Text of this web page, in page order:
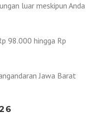
luar meskipun Anda
98.000 hingga Rp
Jawa Barat